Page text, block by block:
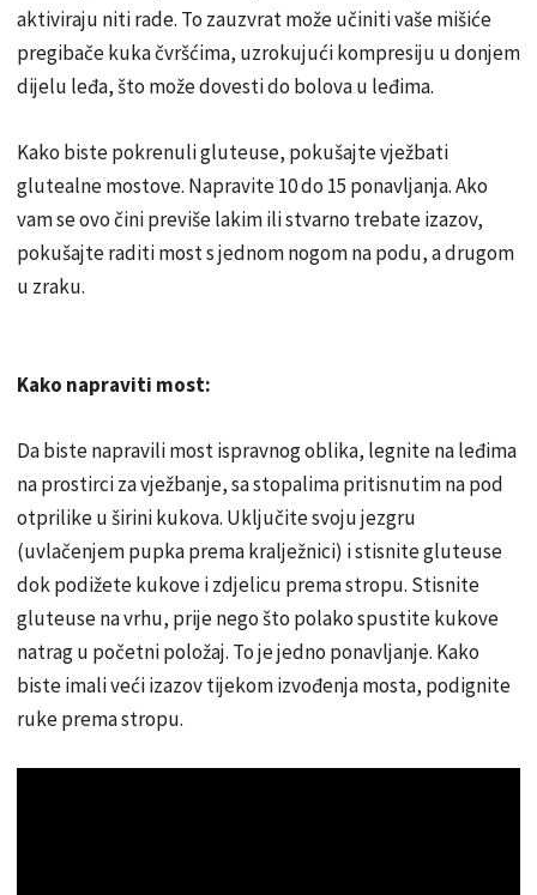
aktiviraju niti rade. To zauzvrat može učiniti vaše mišiće
pregibače kuka čvršćima, uzrokujući kompresiju u donjem
dijelu leđa, što može dovesti do bolova u leđima.
Kako biste pokrenuli gluteuse, pokušajte vježbati
glutealne mostove. Napravite 10 do 15 ponavljanja. Ako
vam se ovo čini previše lakim ili stvarno trebate izazov,
pokušajte raditi most s jednom nogom na podu, a drugom
u zraku.
Kako napraviti most:
Da biste napravili most ispravnog oblika, legnite na leđima
na prostirci za vježbanje, sa stopalima pritisnutim na pod
otprilike u širini kukova. Uključite svoju jezgru
(uvlačenjem pupka prema kralježnici) i stisnite gluteuse
dok podižete kukove i zdjelicu prema stropu. Stisnite
gluteuse na vrhu, prije nego što polako spustite kukove
natrag u početni položaj. To je jedno ponavljanje. Kako
biste imali veći izazov tijekom izvođenja mosta, podignite
ruke prema stropu.